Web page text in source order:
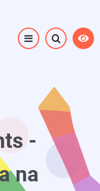
-
na